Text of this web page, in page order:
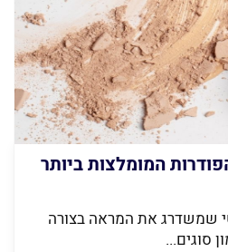
מומלצת: 5 הפודרות המומלצות ביותר
שמשדרג את המראה בצורה
סוגים...